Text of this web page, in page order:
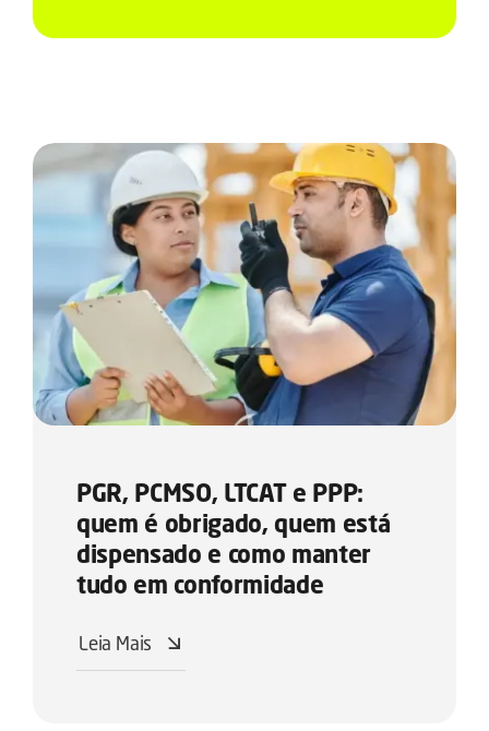
EAD
PGR, PCMSO, LTCAT e PPP:
quem é obrigado, quem está
dispensado e como manter
tudo em conformidade
Leia Mais